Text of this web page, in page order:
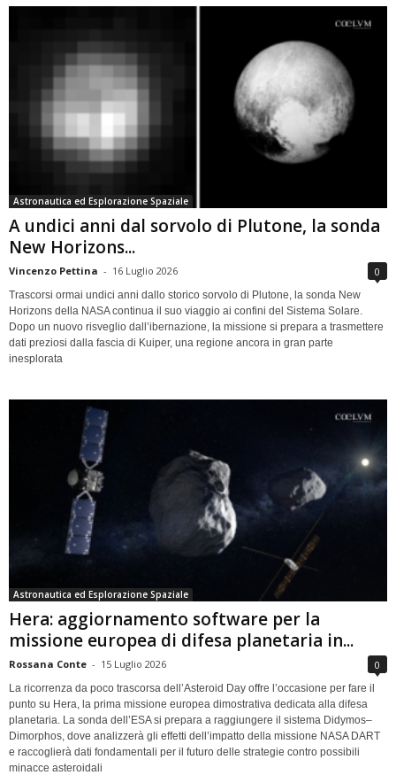
Astronautica ed Esplorazione Spaziale
A undici anni dal sorvolo di Plutone, la sonda
New Horizons...
Vincenzo Pettina - 16 Luglio 2026 0
Trascorsi ormai undici anni dallo storico sorvolo di Plutone, la sonda New
Horizons della NASA continua il suo viaggio ai confini del Sistema Solare.
Dopo un nuovo risveglio dall’ibernazione, la missione si prepara a trasmettere
dati preziosi dalla fascia di Kuiper, una regione ancora in gran parte
inesplorata
Astronautica ed Esplorazione Spaziale
Hera: aggiornamento software per la
missione europea di difesa planetaria in...
Rossana Conte - 15 Luglio 2026 0
La ricorrenza da poco trascorsa dell’Asteroid Day offre l’occasione per fare il
punto su Hera, la prima missione europea dimostrativa dedicata alla difesa
planetaria. La sonda dell’ESA si prepara a raggiungere il sistema Didymos–
Dimorphos, dove analizzerà gli effetti dell’impatto della missione NASA DART
e raccoglierà dati fondamentali per il futuro delle strategie contro possibili
minacce asteroidali